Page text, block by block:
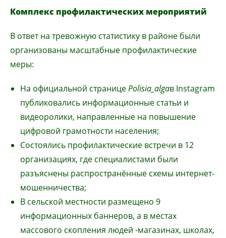
Комплекс профилактических мероприятий
В ответ на тревожную статистику в районе были
организованы масштабные профилактические
меры:
На официальной страницеPolisia_algaв Instagram
публиковались информационные статьи и
видеоролики, направленные на повышение
цифровой грамотности населения;
Состоялись профилактические встречи в 12
организациях, где специалистами были
разъяснены распространённые схемы интернет-
мошенничества;
В сельской местности размещено 9
информационных баннеров, а в местах
массового скопления людей -магазинах, школах,